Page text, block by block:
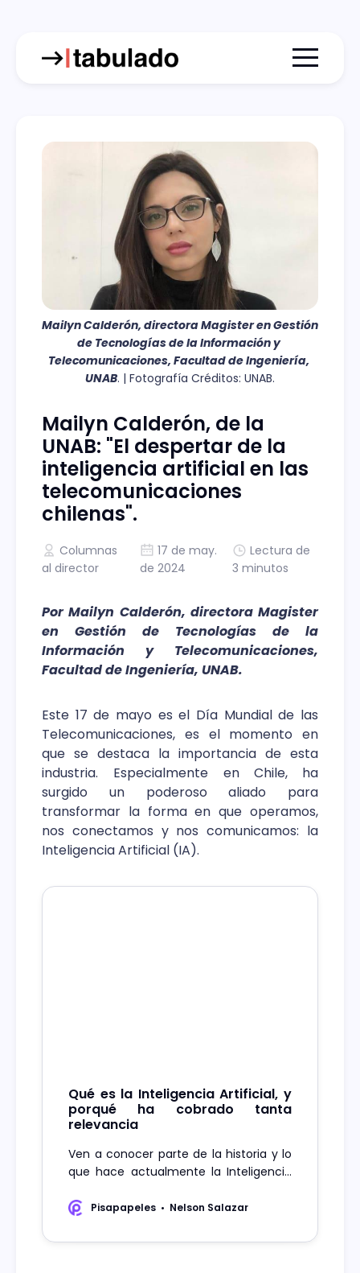
Menu
Mailyn Calderón, directora Magister en Gestión
de Tecnologías de la Información y
Telecomunicaciones, Facultad de Ingeniería,
UNAB. | Fotografía Créditos: UNAB.
Mailyn Calderón, de la
UNAB: "El despertar de la
inteligencia artificial en las
telecomunicaciones
chilenas".
Columnas
al director
17 de may.
de 2024
Lectura de
3 minutos
Por Mailyn Calderón, directora Magister
en Gestión de Tecnologías de la
Información y Telecomunicaciones,
Facultad de Ingeniería, UNAB.
Este 17 de mayo es el Día Mundial de las
Telecomunicaciones, es el momento en
que se destaca la importancia de esta
industria. Especialmente en Chile,
ha
surgido un poderoso aliado para
transformar la forma en que operamos,
nos conectamos y nos comunicamos: la
Inteligencia Artificial (IA).
Qué es la Inteligencia Artificial, y
porqué ha cobrado tanta
relevancia
Ven a conocer parte de la historia y lo
que hace actualmente la Inteligencia
proyecta en un futuro muy cercano.
Pisapapeles Nelson Salazar